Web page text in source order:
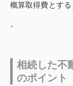
概算取得費とす
。
相続した不
のポイント